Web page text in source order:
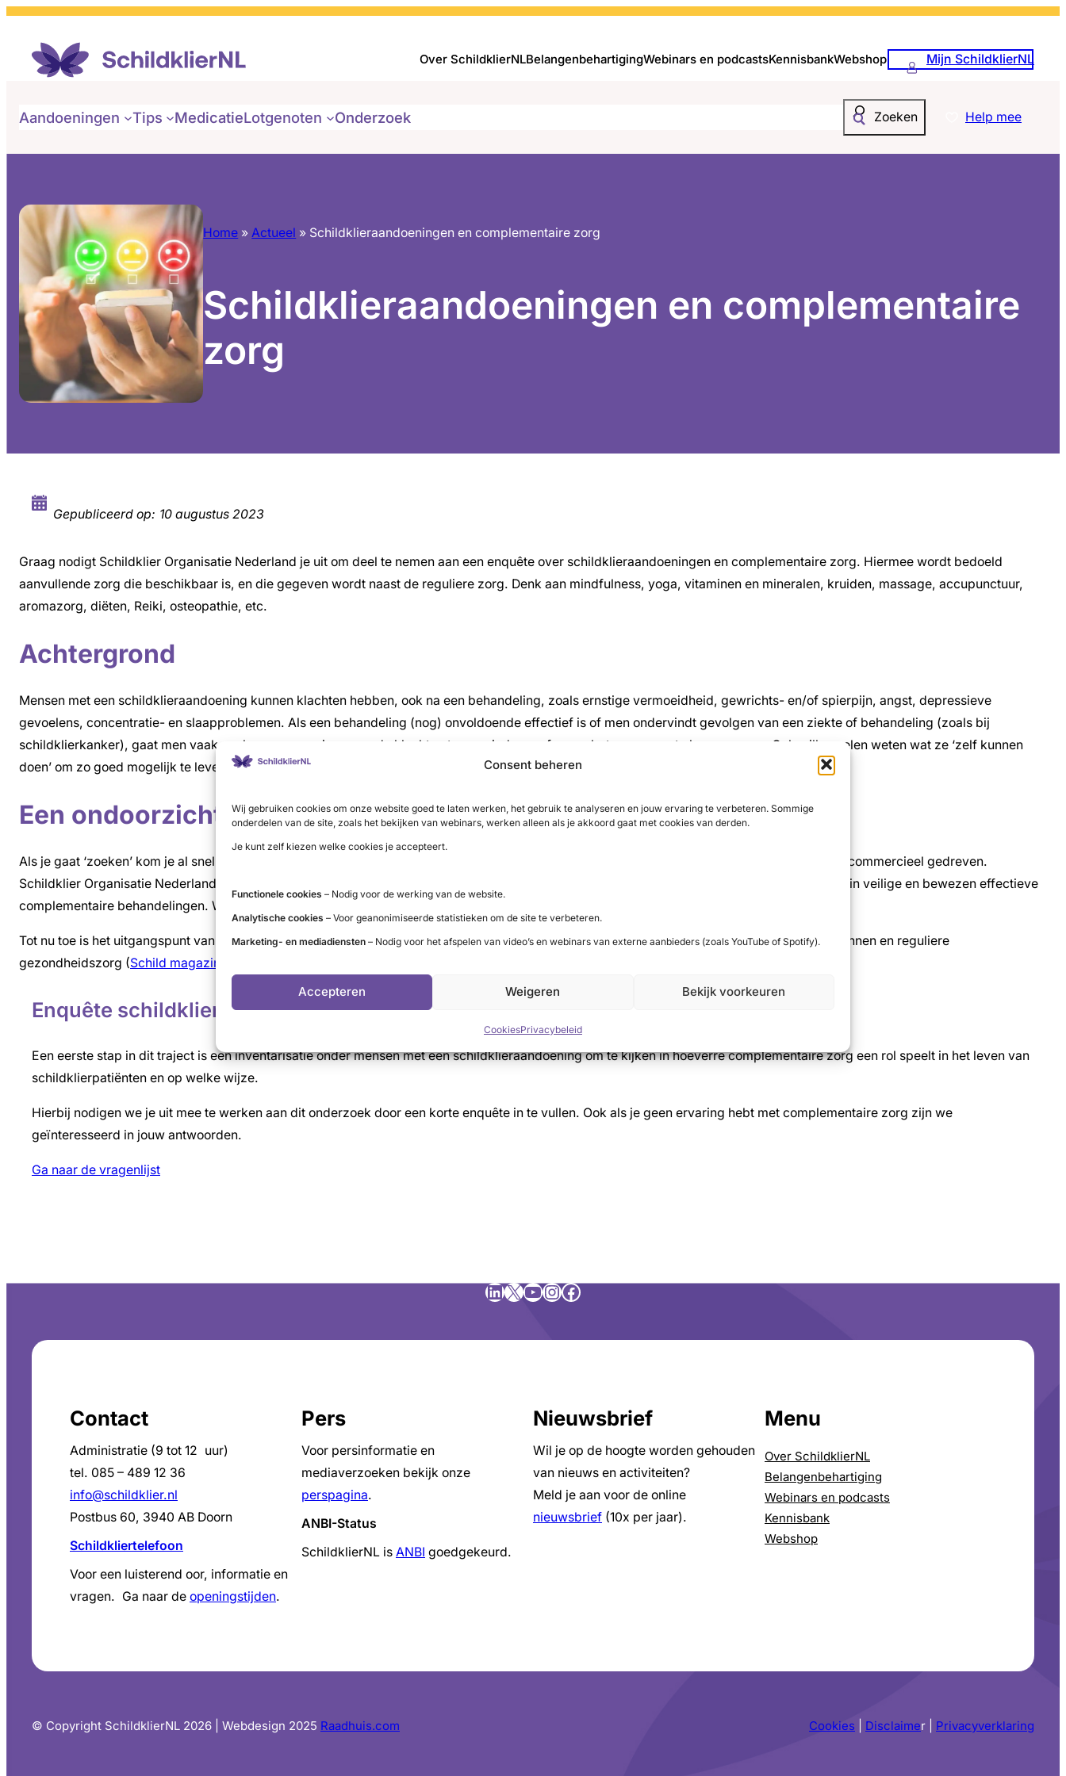
Consent beheren
Wij gebruiken cookies om onze website goed te laten werken, het gebruik te analyseren en jouw ervaring te verbeteren. Sommige
onderdelen van de site, zoals het bekijken van webinars, werken alleen als je akkoord gaat met cookies van derden.
Je kunt zelf kiezen welke cookies je accepteert.
Functionele cookies – Nodig voor de werking van de website.
Analytische cookies – Voor geanonimiseerde statistieken om de site te verbeteren.
Marketing- en mediadiensten – Nodig voor het afspelen van video’s en webinars van externe aanbieders (zoals YouTube of Spotify).
Accepteren Weigeren Bekijk voorkeuren
CookiesPrivacybeleid
Over SchildklierNLBelangenbehartigingWebinars en podcastsKennisbankWebshop Mijn SchildklierNL
Aandoeningen Tips MedicatieLotgenoten Onderzoek
Zoeken
Help mee
Home » Actueel » Schildklieraandoeningen en complementaire zorg
Schildklieraandoeningen en complementaire
zorg
Gepubliceerd op: 10 augustus 2023
Graag nodigt Schildklier Organisatie Nederland je uit om deel te nemen aan een enquête over schildklieraandoeningen en complementaire zorg. Hiermee wordt bedoeld
aanvullende zorg die beschikbaar is, en die gegeven wordt naast de reguliere zorg. Denk aan mindfulness, yoga, vitaminen en mineralen, kruiden, massage, accupunctuur,
aromazorg, diëten, Reiki, osteopathie, etc.
Achtergrond
Mensen met een schildklieraandoening kunnen klachten hebben, ook na een behandeling, zoals ernstige vermoeidheid, gewrichts- en/of spierpijn, angst, depressieve
gevoelens, concentratie- en slaapproblemen. Als een behandeling (nog) onvoldoende effectief is of men ondervindt gevolgen van een ziekte of behandeling (zoals bij
schildklierkanker), gaat men vaak zoeken naar manieren om de klachten te verminderen of om er beter mee om te kunnen gaan. Ook willen velen weten wat ze ‘zelf kunnen
doen’ om zo goed mogelijk te leven met hun schildkieraandoening. Dat geldt voor mensen die niet én wel goed zijn ingesteld op medicatie.
Een ondoorzichtig woud
Als je gaat ‘zoeken’ kom je al snel in de alternatieve en/of complementaire (internet-)wereld terecht waar zin en onzin door elkaar staan, vaak commercieel gedreven.
Schildklier Organisatie Nederland zou mensen met een schildklieraandoening graag handvatten willen kunnen bieden zodat men inzicht heeft in veilige en bewezen effectieve
complementaire behandelingen. We gaan onderzoeken of dit wenselijk en haalbaar is.
Tot nu toe is het uitgangspunt van SON dat informatie die wij naar buiten brengen gebaseerd moet zijn op wetenschappelijk onderbouwde bronnen en reguliere
gezondheidszorg (Schild magazine
Enquête schildklieraandoeningen en complementaire zorg
Een eerste stap in dit traject is een inventarisatie onder mensen met een schildklieraandoening om te kijken in hoeverre complementaire zorg een rol speelt in het leven van
schildklierpatiënten en op welke wijze.
Hierbij nodigen we je uit mee te werken aan dit onderzoek door een korte enquête in te vullen. Ook als je geen ervaring hebt met complementaire zorg zijn we
geïnteresseerd in jouw antwoorden.
Ga naar de vragenlijst
LinkedIn
X YouTube
Instagram
Facebook
Contact
Administratie (9 tot 12 uur)
tel. 085 – 489 12 36
info@schildklier.nl
Postbus 60, 3940 AB Doorn
Schildkliertelefoon
Voor een luisterend oor, informatie en
vragen. Ga naar de openingstijden.
Pers
Voor persinformatie en
mediaverzoeken bekijk onze
perspagina.
ANBI-Status
SchildklierNL is ANBI goedgekeurd.
Nieuwsbrief
Wil je op de hoogte worden gehouden
van nieuws en activiteiten?
Meld je aan voor de online
nieuwsbrief (10x per jaar).
Menu
Over SchildklierNL
Belangenbehartiging
Webinars en podcasts
Kennisbank
Webshop
© Copyright SchildklierNL 2026 | Webdesign 2025 Raadhuis.com Cookies Disclaimer | Privacyverklaring